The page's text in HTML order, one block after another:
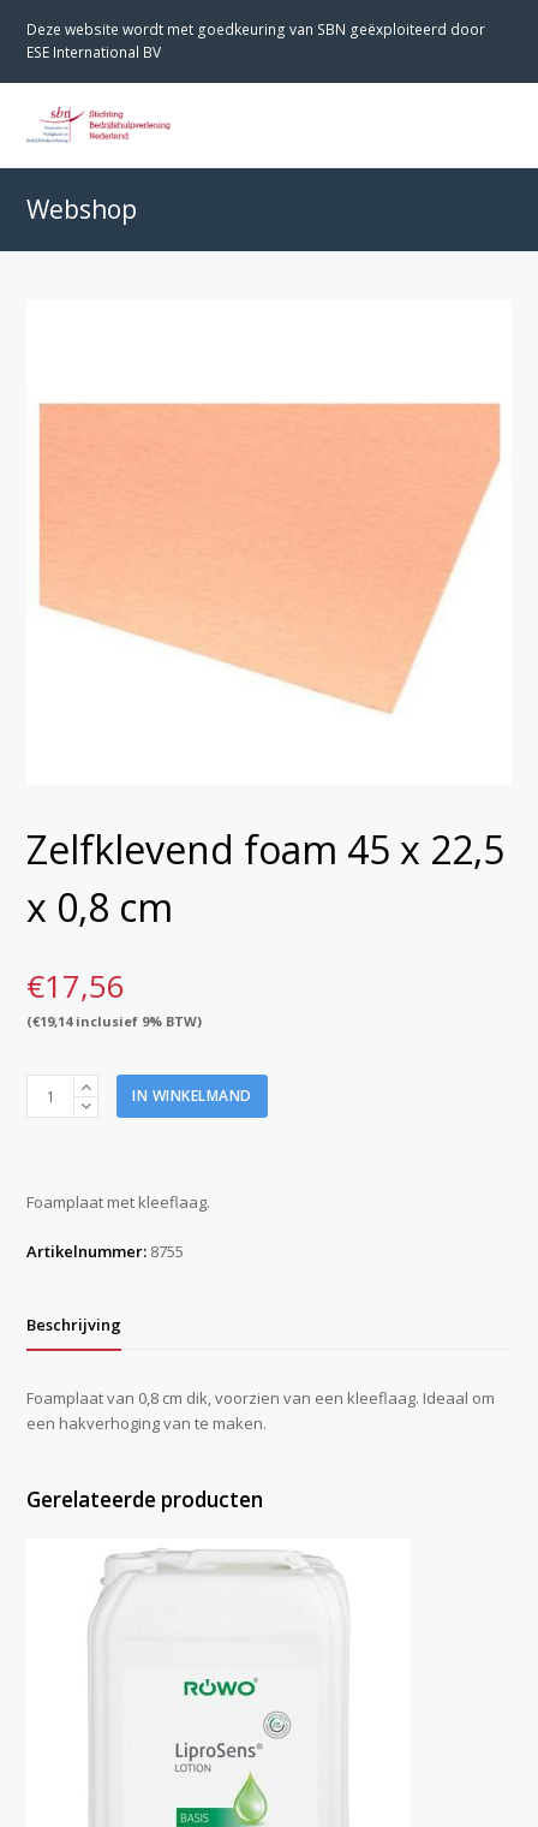
Deze website wordt met goedkeuring van SBN geëxploiteerd door
ESE International BV
Webshop
Zelfklevend foam 45 x 22,5
x 0,8 cm
€17,56
(€19,14inclusief 9% BTW)
Zelfklevend
foam
x
cm
IN WINKELMAND
Foamplaat met kleeflaag.
Artikelnummer: 8755
Beschrijving
Foamplaat van 0,8 cm dik, voorzien van een kleeflaag. Ideaal om
een hakverhoging van te maken.
Gerelateerde producten